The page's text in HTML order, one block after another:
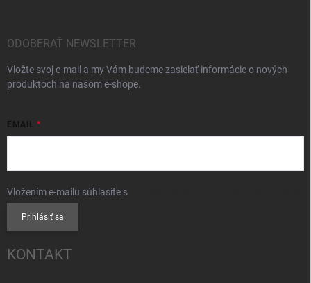
ODOBERAŤ NEWSLETTER
Vložte svoj e-mail a my Vám budeme zasielať informácie o nových
produktoch na našom e-shope.
EMAIL
Vložením e-mailu súhlasíte s
Prihlásiť sa
KONTAKT